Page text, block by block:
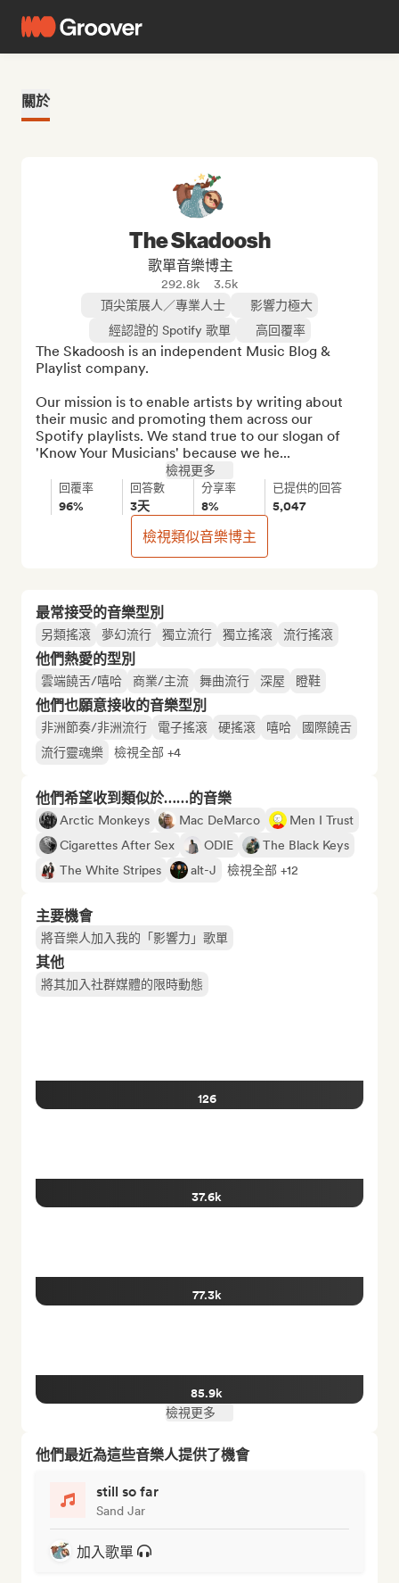
關於
最常接受的音樂型別
另類搖滾 夢幻流行 獨立流行 獨立搖滾 流行搖滾
他們熱愛的型別
雲端饒舌/嘻哈 商業/主流 舞曲流行 深屋 瞪鞋
他們也願意接收的音樂型別
非洲節奏/非洲流行 電子搖滾 硬搖滾 嘻哈
國際饒舌
流行靈魂樂
檢視全部 +4
他們希望收到類似於……的音樂
Arctic Monkeys Mac DeMarco
Men I Trust
Cigarettes After Sex
ODIE
The Black Keys
The White Stripes
alt-J 檢視全部 +12
主要機會
將音樂人加入我的「影響力」歌單
其他
將其加入社群媒體的限時動態
126
37.6k
77.3k
85.9k
檢視更多
他們最近為這些音樂人提供了機會
still so far
Sand Jar
加入歌單
The Skadoosh
歌單音樂博主
292.8k
3.5k
頂尖策展人／專業人士
影響力極大
經認證的 Spotify 歌單
高回覆率
The Skadoosh is an independent Music Blog &
Playlist company.
Our mission is to enable artists by writing about
their music and promoting them across our
Spotify playlists. We stand true to our slogan of
'Know Your Musicians' because we he...
檢視更多
回覆率
96%
回答數
3天
分享率
8%
已提供的回答
5,047
檢視類似音樂博主